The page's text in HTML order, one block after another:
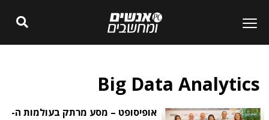
Big Data Analytics
אופיסופט – מסע מרתק בעולמות ה-